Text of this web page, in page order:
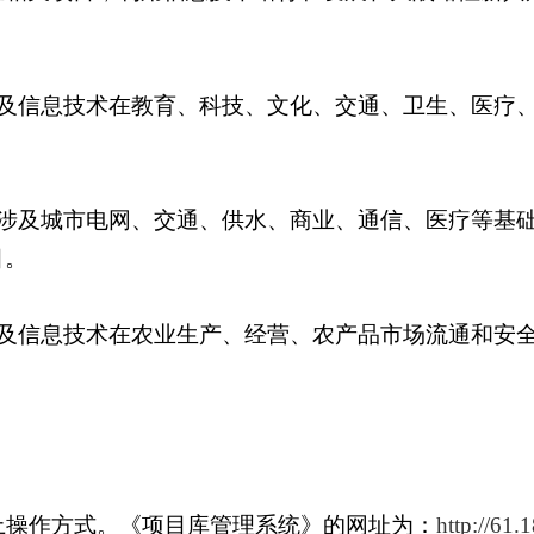
信息技术在教育、科技、文化、交通、卫生、医疗
及城市电网、交通、供水、商业、通信、医疗等基
信息技术在农业生产、经营、农产品市场流通和安
作方式。《项目库管理系统》的网址为： http://